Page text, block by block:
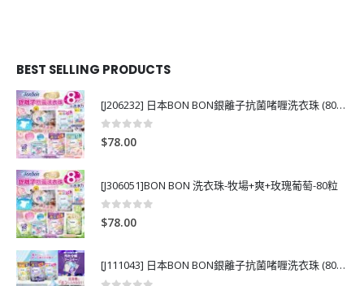
BEST SELLING PRODUCTS
[J206232] 日本BON BON銀離子抗菌啫喱洗衣珠 (80粒)
0out of 5
$78.00
[J306051]BON BON 洗衣珠-牧場+爽+玫瑰葡萄-80粒
0out of 5
$78.00
[J111043] 日本BON BON銀離子抗菌啫喱洗衣珠 (80粒)